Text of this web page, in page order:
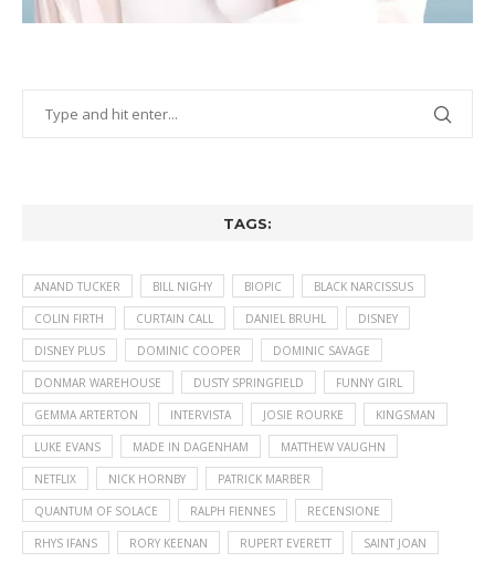
TAGS:
ANAND TUCKER BILL NIGHY BIOPIC BLACK NARCISSUS
COLIN FIRTH CURTAIN CALL DANIEL BRUHL DISNEY
DISNEY PLUS DOMINIC COOPER DOMINIC SAVAGE
DONMAR WAREHOUSE DUSTY SPRINGFIELD FUNNY GIRL
GEMMA ARTERTON INTERVISTA JOSIE ROURKE KINGSMAN
LUKE EVANS MADE IN DAGENHAM MATTHEW VAUGHN
NETFLIX NICK HORNBY PATRICK MARBER
QUANTUM OF SOLACE RALPH FIENNES RECENSIONE
RHYS IFANS RORY KEENAN RUPERT EVERETT SAINT JOAN